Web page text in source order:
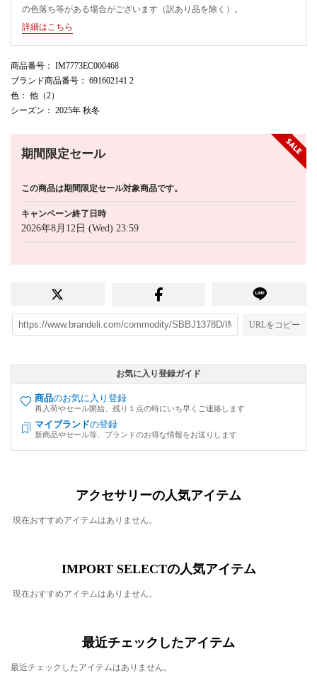
の色落ち等がある場合がございます（訳あり品を除く）。
詳細はこちら
商品番号 ： IM7773EC000468
ブランド商品番号 ： 691602141 2
色 ： 他（2）
シーズン ： 2025年 秋冬
期間限定セール
この商品は期間限定セール対象商品です。
キャンペーン終了日時
2026年8月12日 (Wed) 23:59
URLをコピー
お気に入り登録ガイド
商品のお気に入り登録
再入荷やセール開始、残り１点の時にいち早くご連絡します
マイブランドの登録
新商品やセール等、ブランドのお得な情報をお送りします
アクセサリーの人気アイテム
現在おすすめアイテムはありません。
IMPORT SELECTの人気アイテム
現在おすすめアイテムはありません。
最近チェックしたアイテム
最近チェックしたアイテムはありません。